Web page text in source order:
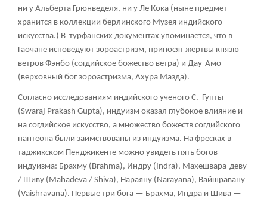
ни у Альберта Грюнведеля, ни у Ле Кока (ныне предмет
хранится в коллекции берлинского Музея индийского
искусства.) В турфанских документах упоминается, что в
Гаочане исповедуют зороастризм, приносят жертвы князю
ветров Фэнбо (согдийское божество ветра) и Дау-Амо
(верховный бог зороастризма, Ахура Мазда).
Согласно исследованиям индийского ученого С. Гупты
(Swaraj Prakash Gupta), индуизм оказал глубокое влияние и
на согдийское искусство, а множество божеств согдийского
пантеона были заимствованы из индуизма. На фресках в
таджикском Пенджикенте можно увидеть пять богов
индуизма: Брахму (Brahma), Индру (Indra), Махешвара-деву
/ Шиву (Mahadeva / Shiva), Нараяну (Narayana), Вайшравану
(Vaishravana). Первые три бога — Брахма, Индра и Шива —